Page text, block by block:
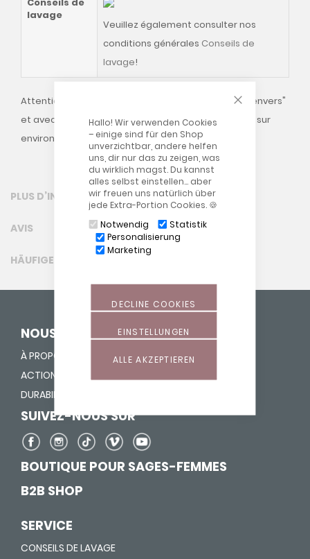
Hallo! Wir verwenden Cookies
– einige sind für den Shop
unverzichtbar, andere helfen
uns, dir nur das zu zeigen, was
du wirklich magst. Du kannst
alles selbst einstellen… aber
wir freuen uns natürlich über
jede Extra-Portion Cookies. 🍪
Notwendig
Statistik
Personalisierung
Marketing
ALLE AKZEPTIEREN
EINSTELLUNGEN
DECLINE COOKIES
lavage
Veuillez également consulter nos
conditions générales Conseils de
lavage!
Attention : veuillez toujours laver les housses sur "l'envers"
et avec la fermeture éclair fermée (laisser ouverte sur
environ 10 cm) !
PLUS D’INFORMATION
AVIS
HÄUFIGE FRAGEN (FAQ)
NOUS DONNONS UNE VIE
À PROPOS DE NOUS
ACTION "FOURRER NEZ"
DURABILITÉ
SUIVEZ-NOUS SUR
BOUTIQUE POUR SAGES-FEMMES
B2B SHOP
SERVICE
CONSEILS DE LAVAGE